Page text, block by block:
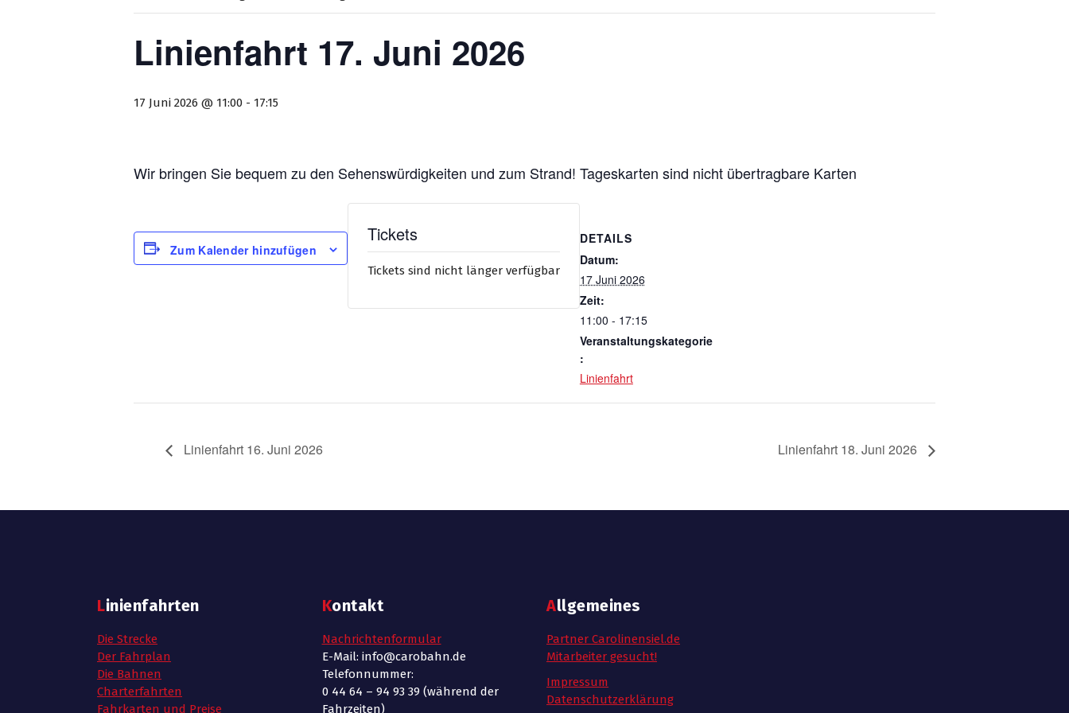
Linienfahrt 17. Juni 2026
17 Juni 2026 @ 11:00 - 17:15
Wir bringen Sie bequem zu den Sehenswürdigkeiten und zum Strand! Tageskarten sind nicht übertragbare Karten
Zum Kalender hinzufügen
DETAILS
Datum:
17 Juni 2026
Zeit:
11:00 - 17:15
Veranstaltungskategorie
:
Linienfahrt
Tickets
Tickets sind nicht länger verfügbar
Linienfahrt 16. Juni 2026 Linienfahrt 18. Juni 2026
Linienfahrten
Die Strecke
Der Fahrplan
Die Bahnen
Charterfahrten
Fahrkarten und Preise
Kontakt
Nachrichtenformular
E-Mail: info@carobahn.de
Telefonnummer:
0 44 64 – 94 93 39 (während der
Fahrzeiten)
Allgemeines
Partner Carolinensiel.de
Mitarbeiter gesucht!
Impressum
Datenschutzerklärung